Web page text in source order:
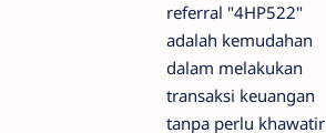
referral "4HP522"
adalah kemudahan
dalam melakukan
transaksi keuangan
tanpa perlu khawatir